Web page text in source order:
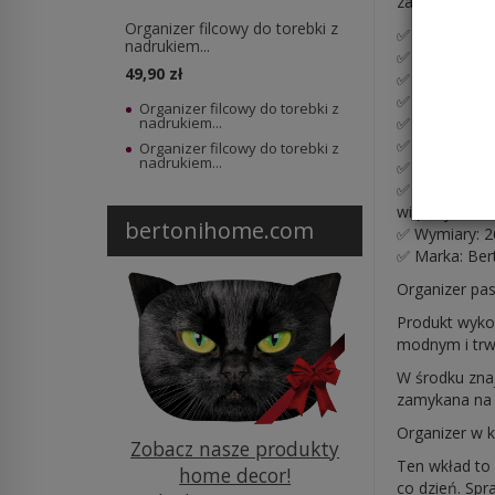
✅ Lekki i
✅ Kolor:
✅
✅ Pomaga
✅
✅ Sztywna
✅ Chroni
✅ Idealny
większych
✅ Wymiary:
✅ Marka:
Organizer
Produkt
modnym i
W środku
zamykana
Organizer w
Ten wkład
co dzień.
Organizer filcowy do torebki z
nadrukiem...
49,90 zł
Organizer filcowy do torebki z
nadrukiem...
Organizer filcowy do torebki z
nadrukiem...
bertonihome.com
Zobacz nasze produkty
home decor!